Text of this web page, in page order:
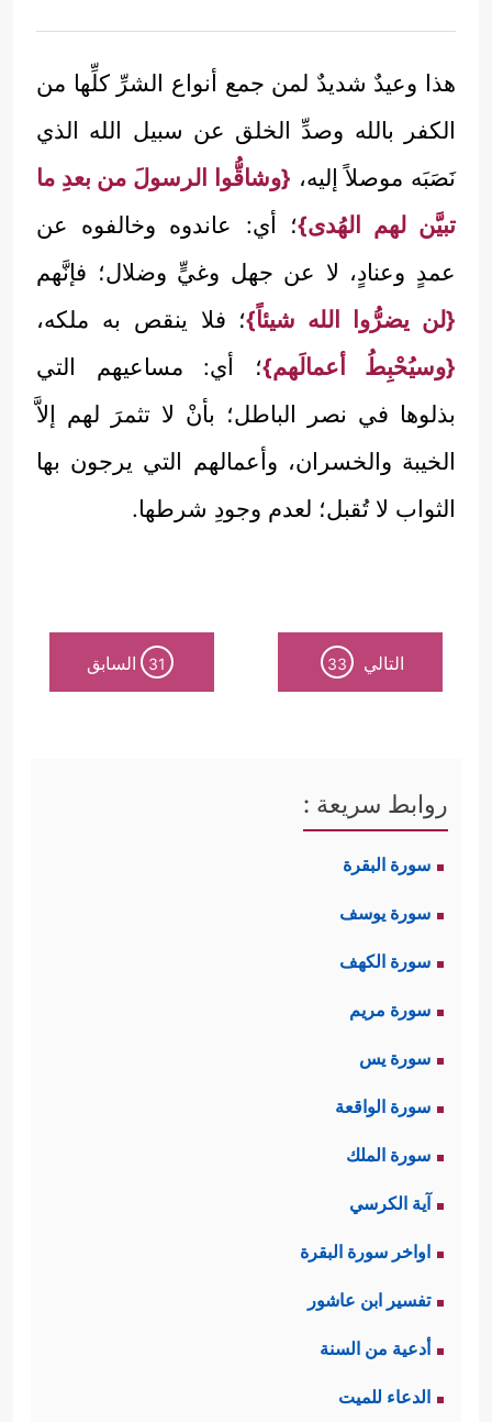
هذا وعيدٌ شديدٌ لمن جمع أنواع الشرِّ كلِّها من
الكفر بالله وصدِّ الخلق عن سبيل الله الذي
نَصَبَه موصلاً إليه، {وشاقُّوا الرسولَ من بعدِ ما
تبيَّن لهم الهُدى}؛ أي: عاندوه وخالفوه عن
عمدٍ وعنادٍ، لا عن جهل وغيٍّ وضلال؛ فإنَّهم
{لن يضرُّوا الله شيئاً}؛ فلا ينقص به ملكه،
{وسيُحْبِطُ أعمالَهم}؛ أي: مساعيهم التي
بذلوها في نصر الباطل؛ بأنْ لا تثمرَ لهم إلاَّ
الخيبة والخسران، وأعمالهم التي يرجون بها
الثواب لا تُقبل؛ لعدم وجودِ شرطها.
التالي 33
31 السابق
روابط سريعة :
سورة البقرة
سورة يوسف
سورة الكهف
سورة مريم
سورة يس
سورة الواقعة
سورة الملك
آية الكرسي
اواخر سورة البقرة
تفسير ابن عاشور
أدعية من السنة
الدعاء للميت